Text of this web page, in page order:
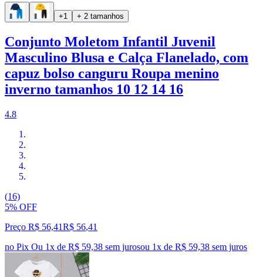
+1 + 2 tamanhos
Conjunto Moletom Infantil Juvenil
Masculino Blusa e Calça Flanelado, com
capuz bolso canguru Roupa menino
inverno tamanhos 10 12 14 16
4.8
(16)
5% OFF
Preço R$ 56,41R$ 56,41
no Pix Ou 1x de R$ 59,38 sem jurosou 1x de R$ 59,38 sem juros